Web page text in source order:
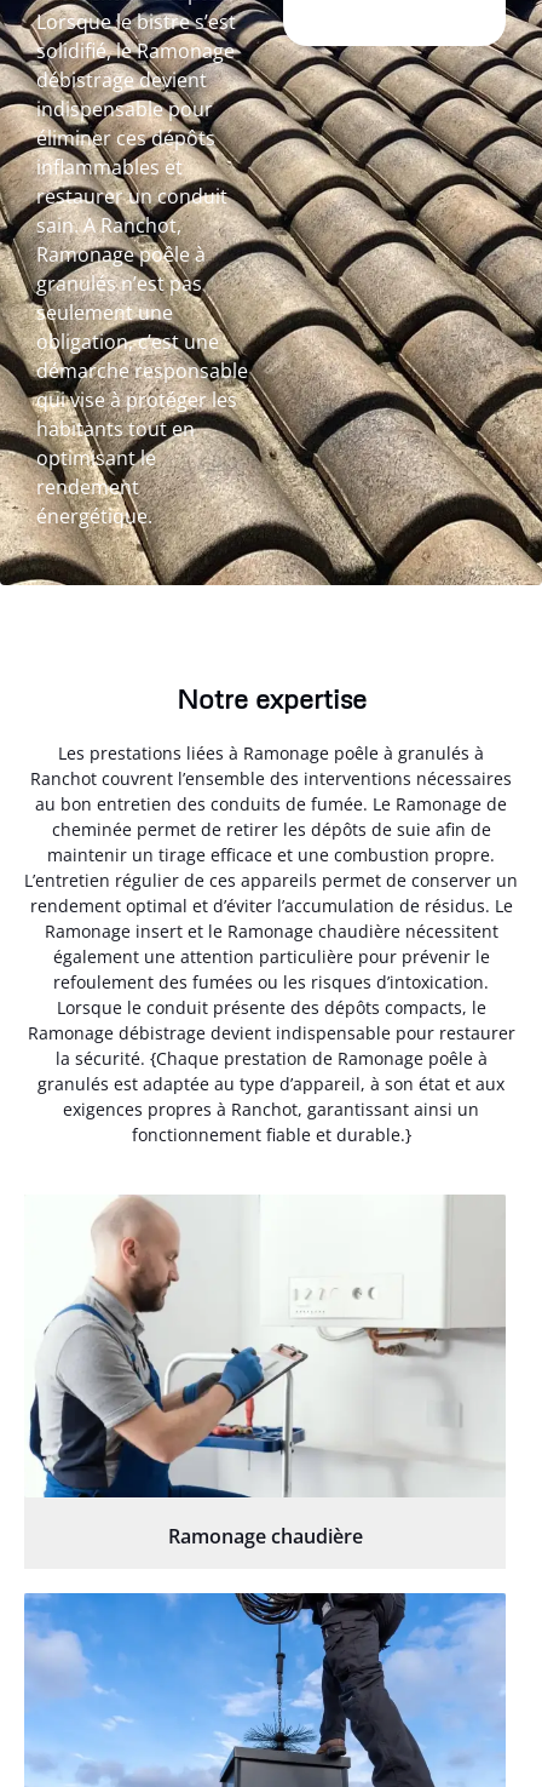
Lorsque le bistre s’est
solidifié, le Ramonage
débistrage devient
indispensable pour
éliminer ces dépôts
inflammables et
restaurer un conduit
sain. A Ranchot,
Ramonage poêle à
granulés n’est pas
seulement une
obligation, c’est une
démarche responsable
qui vise à protéger les
habitants tout en
optimisant le
rendement
énergétique.
Notre expertise
Les prestations liées à Ramonage poêle à granulés à
Ranchot couvrent l’ensemble des interventions nécessaires
au bon entretien des conduits de fumée. Le Ramonage de
cheminée permet de retirer les dépôts de suie afin de
maintenir un tirage efficace et une combustion propre.
L’entretien régulier de ces appareils permet de conserver un
rendement optimal et d’éviter l’accumulation de résidus. Le
Ramonage insert et le Ramonage chaudière nécessitent
également une attention particulière pour prévenir le
refoulement des fumées ou les risques d’intoxication.
Lorsque le conduit présente des dépôts compacts, le
Ramonage débistrage devient indispensable pour restaurer
la sécurité. {Chaque prestation de Ramonage poêle à
granulés est adaptée au type d’appareil, à son état et aux
exigences propres à Ranchot, garantissant ainsi un
fonctionnement fiable et durable.}
Ramonage chaudière